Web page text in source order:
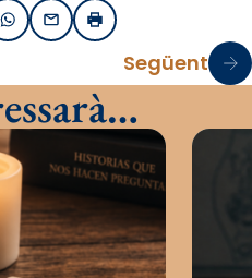
WhatsApp
EmailImprimir
Següent